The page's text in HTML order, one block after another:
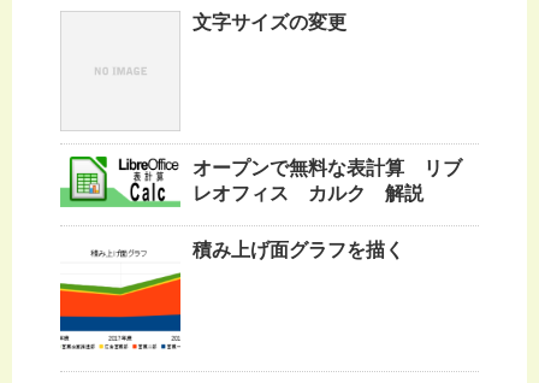
文字サイズの変更
オープンで無料な表計算 リブ
レオフィス カルク 解説
積み上げ面グラフを描く